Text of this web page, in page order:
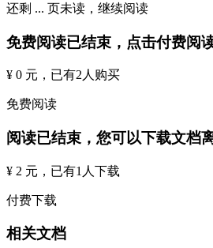
还剩 ... 页未读， 继续阅读
免费阅读已结束，点击付费阅
¥ 0 元 ，已有2 人购买
免费阅读
阅读已结束，您可以下载文档
¥ 2 元 ，已有1 人下载
付费下载
相关文档